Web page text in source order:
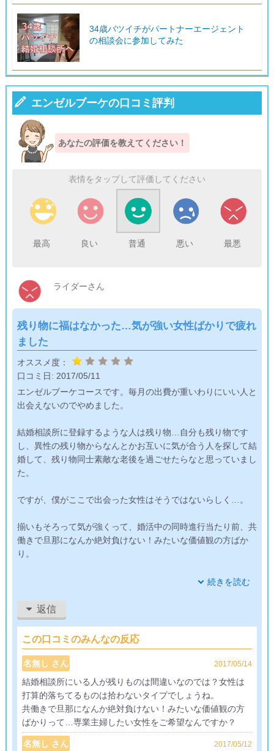
34歳バツイチがパートナーエージェント
の相談会に参加してみた
 エンゼルブーケの口コミ評判
あなたの評価を教えてください！
表情をタップして評価してください
最高 良い 普通 悪い 最悪
ライダーさん
残り物に福はなかった…気が強い女性ばかりで疲れ
ました
オススメ度：
口コミ日: 2017/05/11
エンゼルブーケコースです。毎月の出費が重いわりにいい人と
出会えないのでやめました。
結婚相談所に登録するような人は残り物…自分も残り物です
し、異性の残り物からなんとかお互いに気が合う人を探して結
婚して、残り物同士素敵な老後を過ごせたらなと思っていまし
た。
ですが、僕がここで出会った女性はそうではないらしく…。
揃いもそろって気が強くって、婚活中の同時進行当たり前、共
働きで旦那になんか絶対負けない！みたいな価値観の方ばか
り。
今まで何もしてこなかった自分が悪いのですが。高い金払った
んですかね？それともこの年代の女性はみんなそう？
こんな残り物の自分が若い女性に相手してもらえるとも思えな
いし、しっかり貯金して自分なりの老後を送ることになりそう
です。
続きを読む
返信
この口コミのみんなの反応
名無し さん 2017/05/14
結婚相談所にいる人が残りものは間違いなのでは？女性は
打算的落ちてるものは拾わないタイプでしょうね。
共働きで旦那になんか絶対負けない！みたいな価値観の方
ばかりって…専業主婦したい女性をご希望なんですか？
名無し さん 2017/05/12